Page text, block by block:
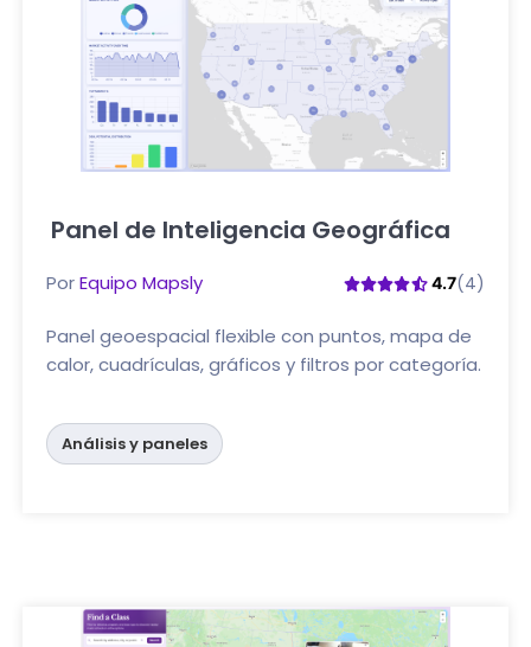
Panel de Inteligencia Geográfica
PorEquipo Mapsly 4.7(4)
Panel geoespacial flexible con puntos, mapa de
calor, cuadrículas, gráficos y filtros por categoría.
Análisis y paneles
Haga clic aquí